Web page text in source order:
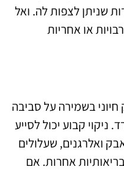
שניתן לצפות לה. ואל
או אחריות
בשמירה על סביבה
ניקוי קבוע יכול לסייע
ואלרגנים, שעלולים
אחרות. אם